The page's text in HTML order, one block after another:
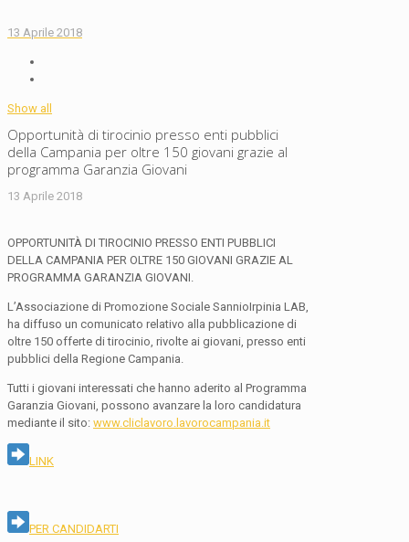
13 Aprile 2018
Show all
Opportunità di tirocinio presso enti pubblici
della Campania per oltre 150 giovani grazie al
programma Garanzia Giovani
13 Aprile 2018
OPPORTUNITÀ DI TIROCINIO PRESSO ENTI PUBBLICI
DELLA CAMPANIA PER OLTRE 150 GIOVANI GRAZIE AL
PROGRAMMA GARANZIA GIOVANI.
L’Associazione di Promozione Sociale SannioIrpinia LAB,
ha diffuso un comunicato relativo alla pubblicazione di
oltre 150 offerte di tirocinio, rivolte ai giovani, presso enti
pubblici della Regione Campania.
Tutti i giovani interessati che hanno aderito al Programma
Garanzia Giovani, possono avanzare la loro candidatura
mediante il sito: www.cliclavoro.lavorocampania.it
LINK
PER CANDIDARTI